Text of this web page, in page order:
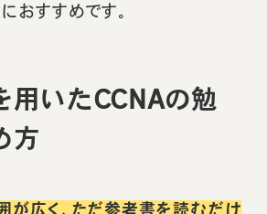
おすすめです。
用いたCCNAの勉
方
が広く、ただ参考書を読むだけ